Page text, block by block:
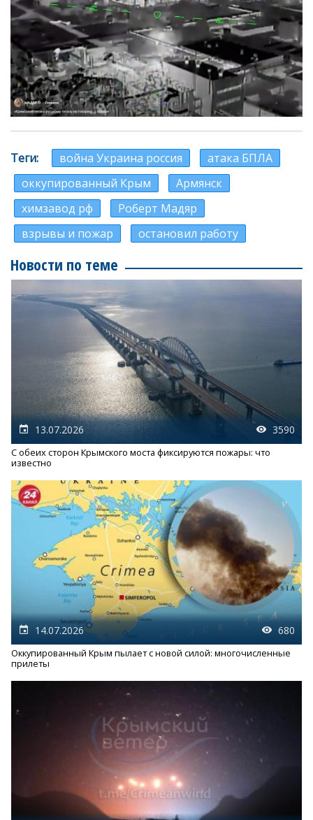
Теги война Украина россия
атака БПЛА
оккупированный Крым
Армянск
химзавод рф
Роберт Мадяр
взрывы и пожар
остановил работу
Новости по теме
13.07.2026 3590
С обеих сторон Крымского моста фиксируются пожары: что
известно
14.07.2026 680
Оккупированный Крым пылает с новой силой: многочисленные
прилеты